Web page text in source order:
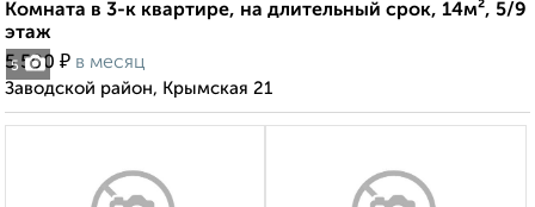
5
Комната в 3-к квартире, на длительный срок, 14м², 5/9
этаж
5 500 ₽ в месяц
Заводской район, Крымская 21